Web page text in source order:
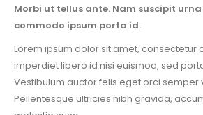
Morbi ut tellus ante. Nam suscipit
commodo ipsum porta id.
Lorem ipsum dolor sit amet, consectetur
imperdiet libero id nisi euismod, sed
Vestibulum auctor felis eget orci semper
Pellentesque ultricies nibh gravida,